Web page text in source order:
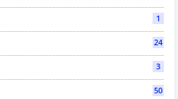
1
24
3
50